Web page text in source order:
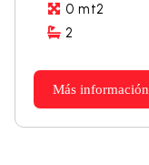
0 mt2
2
Más información